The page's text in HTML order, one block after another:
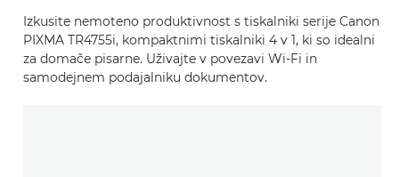
Izkusite nemoteno produktivnost s tiskalniki serije Canon
PIXMA TR4755i, kompaktnimi tiskalniki 4 v 1, ki so idealni
za domače pisarne. Uživajte v povezavi Wi-Fi in
samodejnem podajalniku dokumentov.